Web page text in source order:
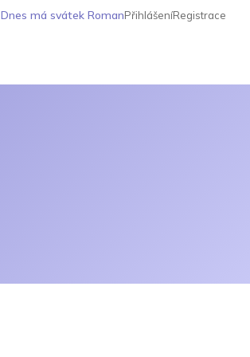
Dnes má svátek RomanPřihlášeníRegistrace